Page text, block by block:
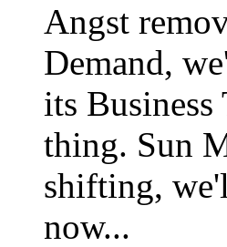
Angst
Demand,
its
thing. Sun
shifting,
now...